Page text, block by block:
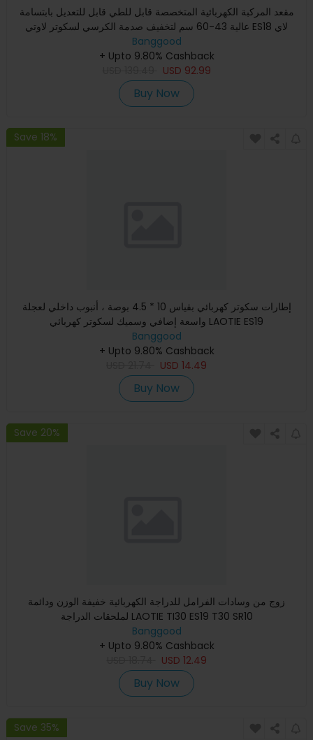
مقعد المركبة الكهربائية المتخصصة قابل للطي قابل للتعديل بابتسامة
عالية 43-60 سم لتخفيف صدمة الكرسي لسكوتر لاوتي ES18 لاي
Banggood
+ Upto 9.80% Cashback
USD 92.99
Buy Now
Save 18%
إطارات سكوتر كهربائي بقياس 10 * 4.5 بوصة ، أنبوب داخلي لعجلة
واسعة إضافي وسميك لسكوتر كهربائي LAOTIE ES19
Banggood
+ Upto 9.80% Cashback
USD 14.49
Buy Now
Save 20%
زوج من وسادات الفرامل للدراجة الكهربائية خفيفة الوزن ودائمة
لملحقات الدراجة LAOTIE TI30 ES19 T30 SR10
Banggood
+ Upto 9.80% Cashback
USD 12.49
Buy Now
Save 35%